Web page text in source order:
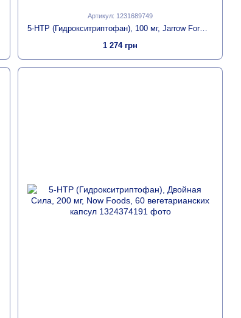
Артикул: 1231689749
5-HTP (Гидрокситриптофан), 100 мг, Jarrow Formulas, 60 вегетарианских капсул
1 274 грн